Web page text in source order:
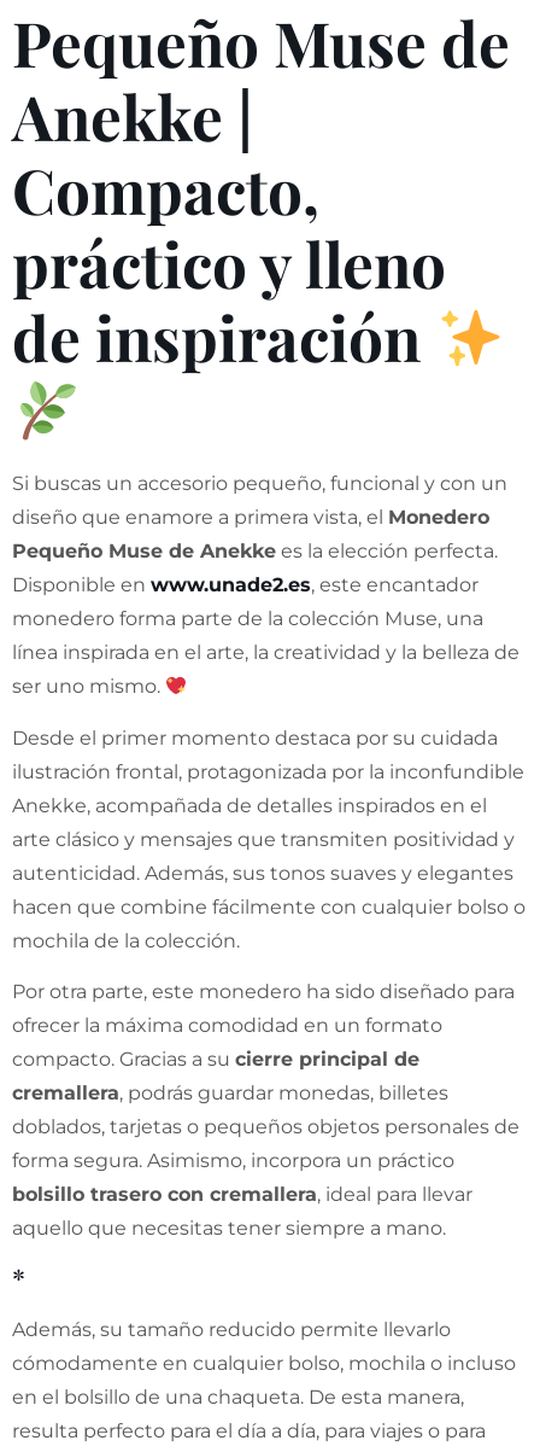
Pequeño Muse de
Anekke |
Compacto,
práctico y lleno
de inspiración
Si buscas un accesorio pequeño, funcional y con un
diseño que enamore a primera vista, el Monedero
Pequeño Muse de Anekke es la elección perfecta.
Disponible en www.unade2.es, este encantador
monedero forma parte de la colección Muse, una
línea inspirada en el arte, la creatividad y la belleza de
ser uno mismo.
Desde el primer momento destaca por su cuidada
ilustración frontal, protagonizada por la inconfundible
Anekke, acompañada de detalles inspirados en el
arte clásico y mensajes que transmiten positividad y
autenticidad. Además, sus tonos suaves y elegantes
hacen que combine fácilmente con cualquier bolso o
mochila de la colección.
Por otra parte, este monedero ha sido diseñado para
ofrecer la máxima comodidad en un formato
compacto. Gracias a su cierre principal de
cremallera, podrás guardar monedas, billetes
doblados, tarjetas o pequeños objetos personales de
forma segura. Asimismo, incorpora un práctico
bolsillo trasero con cremallera, ideal para llevar
aquello que necesitas tener siempre a mano.
*
Además, su tamaño reducido permite llevarlo
cómodamente en cualquier bolso, mochila o incluso
en el bolsillo de una chaqueta. De esta manera,
resulta perfecto para el día a día, para viajes o para